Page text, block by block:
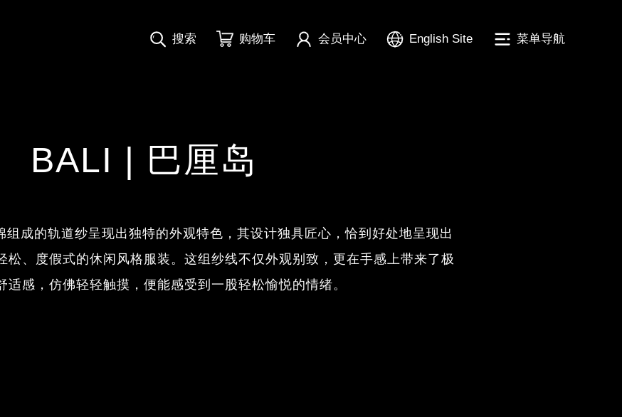
搜索 购物车 会员中心 English Site 菜单导航
BALI | 巴厘岛
成的轨道纱呈现出独特的外观特色，其设计独具匠心，恰到好处地呈现出
松、度假式的休闲风格服装。这组纱线不仅外观别致，更在手感上带来了极
适感，仿佛轻轻触摸，便能感受到一股轻松愉悦的情绪。